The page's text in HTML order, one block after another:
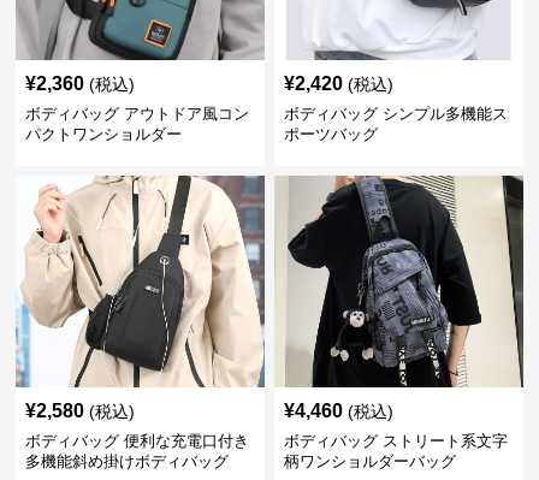
¥2,360 (税込)
ボディバッグ アウトドア風コン
パクトワンショルダー
¥2,420 (税込)
ボディバッグ シンプル多機能ス
ポーツバッグ
¥2,580 (税込)
ボディバッグ 便利な充電口付き
多機能斜め掛けボディバッグ
¥4,460 (税込)
ボディバッグ ストリート系文字
柄ワンショルダーバッグ